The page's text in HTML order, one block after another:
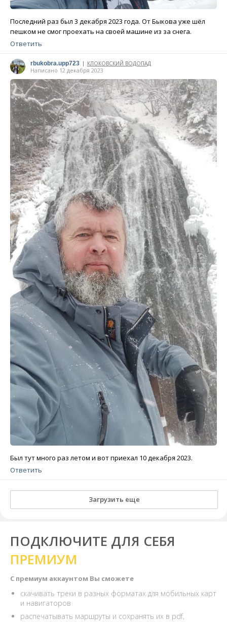
Последний раз был 3 декабря 2023 года. От Быкова уже шёл
пешком не смог проехать на своей машине из за снега.
Ответить
rbukobra.upp723 | КЛОКОВСКИЙ ВОДОПАД
Написано 12 декабря 2023
Был тут много раз летом и вот приехал 10 декабря 2023.
Ответить
Загрузить еще
ПОДКЛЮЧИТЕ ДЛЯ СЕБЯ
ПРЕМИУМ
С премиум аккаунтом Вы сможете
скачивать треки в разных форматах для мобильных карт
и навигаторов
распечатывать маршруты и сохранять их в pdf,